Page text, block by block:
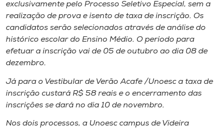
A-
exclusivamente pelo Processo Seletivo Especial, sem a
realização de prova e isento de taxa de inscrição. Os
candidatos serão selecionados através de análise do
histórico escolar do Ensino Médio. O período para
efetuar a inscrição vai de 05 de outubro ao dia 08 de
dezembro.
Já para o Vestibular de Verão Acafe /Unoesc a taxa de
inscrição custará R$ 58 reais e o encerramento das
inscrições se dará no dia 10 de novembro.
Nos dois processos, a Unoesc campus de Videira